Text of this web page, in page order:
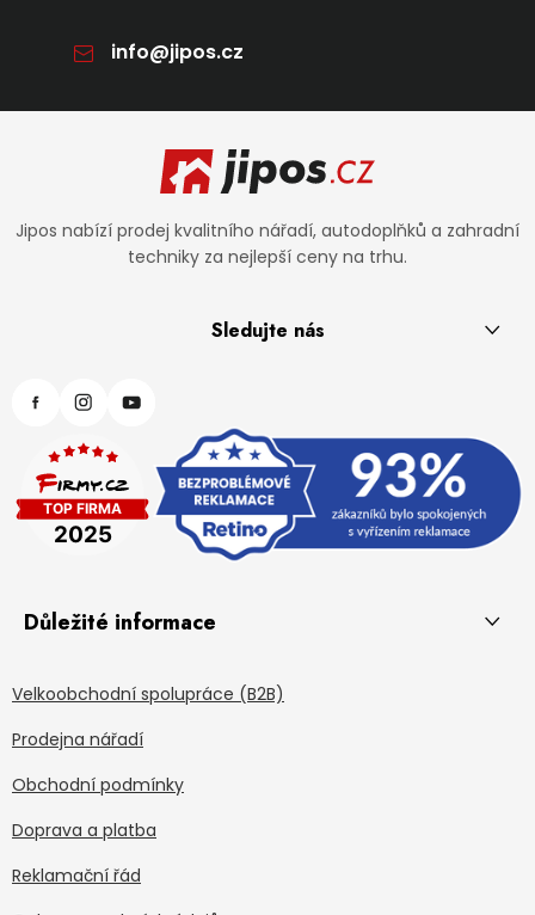
info@jipos.cz
Jipos nabízí prodej kvalitního nářadí, autodoplňků a zahradní
techniky za nejlepší ceny na trhu.
Sledujte nás
Důležité informace
Velkoobchodní spolupráce (B2B)
Prodejna nářadí
Obchodní podmínky
Doprava a platba
Reklamační řád